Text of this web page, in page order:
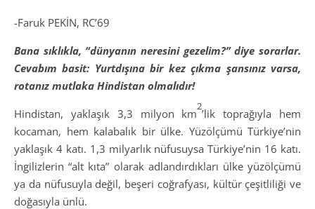
-Faruk PEKİN, RC’69
Bana sıklıkla, “dünyanın neresini gezelim?” diye sorarlar.
Cevabım basit: Yurtdışına bir kez çıkma şansınız varsa,
rotanız mutlaka Hindistan olmalıdır!
Hindistan, yaklaşık 3,3 milyon km
2
’lik toprağıyla hem
kocaman, hem kalabalık bir ülke. Yüzölçümü Türkiye’nin
yaklaşık 4 katı. 1,3 milyarlık nüfusuysa Türkiye’nin 16 katı.
İngilizlerin “alt kıta” olarak adlandırdıkları ülke yüzölçümü
ya da nüfusuyla değil, beşeri coğrafyası, kültür çeşitliliği ve
doğasıyla ünlü.